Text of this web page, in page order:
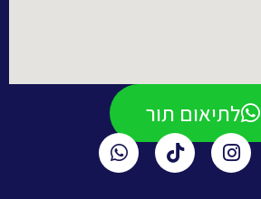
לתיאום תור